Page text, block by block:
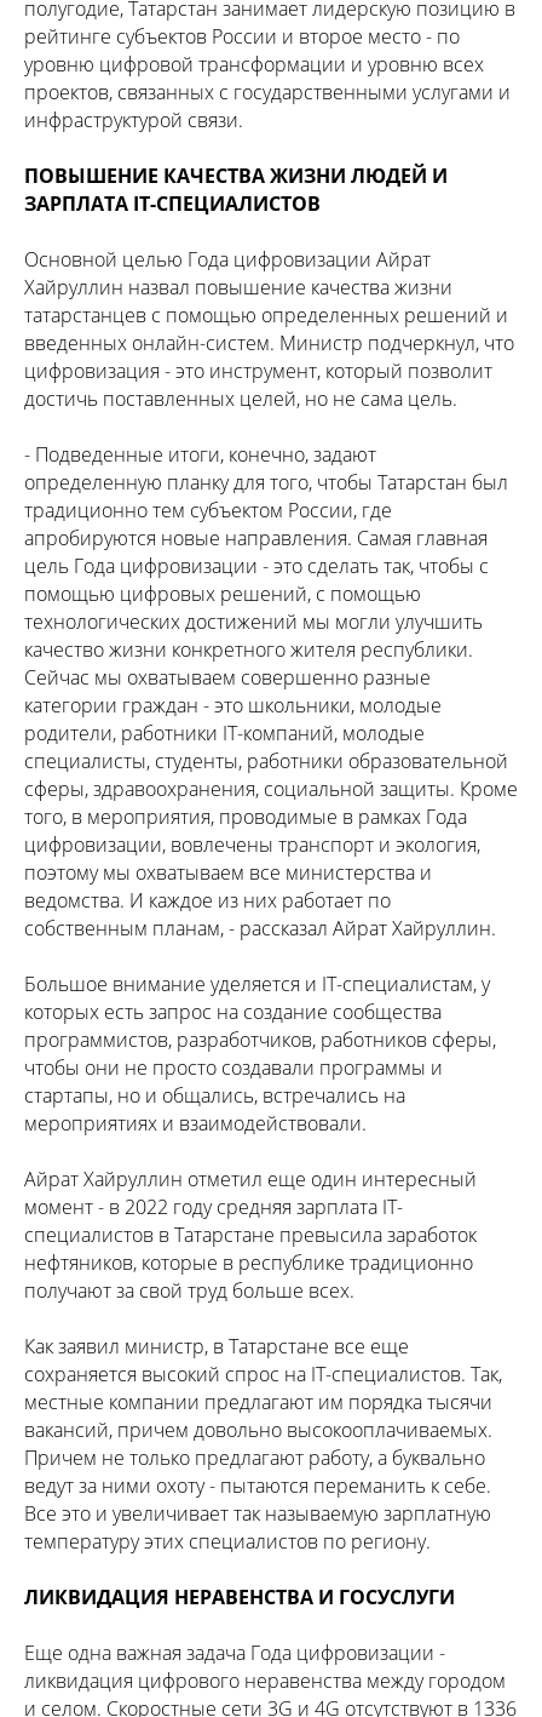
полугодие, Татарстан занимает лидерскую позицию в
рейтинге субъектов России и второе место - по
уровню цифровой трансформации и уровню всех
проектов, связанных с государственными услугами и
инфраструктурой связи.
ПОВЫШЕНИЕ КАЧЕСТВА ЖИЗНИ ЛЮДЕЙ И
ЗАРПЛАТА IT-СПЕЦИАЛИСТОВ
Основной целью Года цифровизации Айрат
Хайруллин назвал повышение качества жизни
татарстанцев с помощью определенных решений и
введенных онлайн-систем. Министр подчеркнул, что
цифровизация - это инструмент, который позволит
достичь поставленных целей, но не сама цель.
- Подведенные итоги, конечно, задают
определенную планку для того, чтобы Татарстан был
традиционно тем субъектом России, где
апробируются новые направления. Самая главная
цель Года цифровизации - это сделать так, чтобы с
помощью цифровых решений, с помощью
технологических достижений мы могли улучшить
качество жизни конкретного жителя республики.
Сейчас мы охватываем совершенно разные
категории граждан - это школьники, молодые
родители, работники IT-компаний, молодые
специалисты, студенты, работники образовательной
сферы, здравоохранения, социальной защиты. Кроме
того, в мероприятия, проводимые в рамках Года
цифровизации, вовлечены транспорт и экология,
поэтому мы охватываем все министерства и
ведомства. И каждое из них работает по
собственным планам, - рассказал Айрат Хайруллин.
Большое внимание уделяется и IT-специалистам, у
которых есть запрос на создание сообщества
программистов, разработчиков, работников сферы,
чтобы они не просто создавали программы и
стартапы, но и общались, встречались на
мероприятиях и взаимодействовали.
Айрат Хайруллин отметил еще один интересный
момент - в 2022 году средняя зарплата IT-
специалистов в Татарстане превысила заработок
нефтяников, которые в республике традиционно
получают за свой труд больше всех.
Как заявил министр, в Татарстане все еще
сохраняется высокий спрос на IT-специалистов. Так,
местные компании предлагают им порядка тысячи
вакансий, причем довольно высокооплачиваемых.
Причем не только предлагают работу, а буквально
ведут за ними охоту - пытаются переманить к себе.
Все это и увеличивает так называемую зарплатную
температуру этих специалистов по региону.
ЛИКВИДАЦИЯ НЕРАВЕНСТВА И ГОСУСЛУГИ
Еще одна важная задача Года цифровизации -
ликвидация цифрового неравенства между городом
и селом. Скоростные сети 3G и 4G отсутствуют в 1336